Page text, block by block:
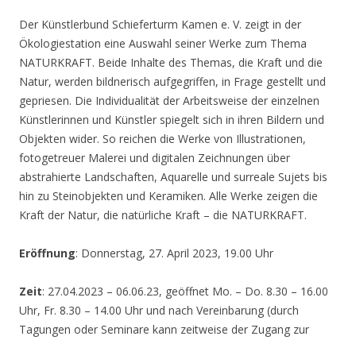
Der Künstlerbund Schieferturm Kamen e. V. zeigt in der
Ökologiestation eine Auswahl seiner Werke zum Thema
NATURKRAFT. Beide Inhalte des Themas, die Kraft und die
Natur, werden bildnerisch aufgegriffen, in Frage gestellt und
gepriesen. Die Individualität der Arbeitsweise der einzelnen
Künstlerinnen und Künstler spiegelt sich in ihren Bildern und
Objekten wider. So reichen die Werke von Illustrationen,
fotogetreuer Malerei und digitalen Zeichnungen über
abstrahierte Landschaften, Aquarelle und surreale Sujets bis
hin zu Steinobjekten und Keramiken. Alle Werke zeigen die
Kraft der Natur, die natürliche Kraft – die NATURKRAFT.
Eröffnung: Donnerstag, 27. April 2023, 19.00 Uhr
Zeit: 27.04.2023 – 06.06.23, geöffnet Mo. – Do. 8.30 – 16.00
Uhr, Fr. 8.30 – 14.00 Uhr und nach Vereinbarung (durch
Tagungen oder Seminare kann zeitweise der Zugang zur